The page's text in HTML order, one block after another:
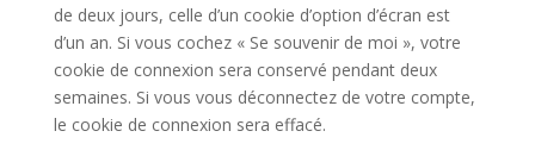
de deux jours, celle d’un cookie d’option d’écran est
d’un an. Si vous cochez « Se souvenir de moi », votre
cookie de connexion sera conservé pendant deux
semaines. Si vous vous déconnectez de votre compte,
le cookie de connexion sera effacé.